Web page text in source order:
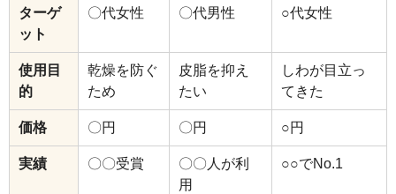
ターゲ
ット
〇代女性 〇代男性 ○代女性
使用目
的
乾燥を防ぐ
ため
皮脂を抑え
たい
しわが目立っ
てきた
価格 〇円 〇円 ○円
実績 〇〇受賞
〇〇人が利
用
○○でNo.1